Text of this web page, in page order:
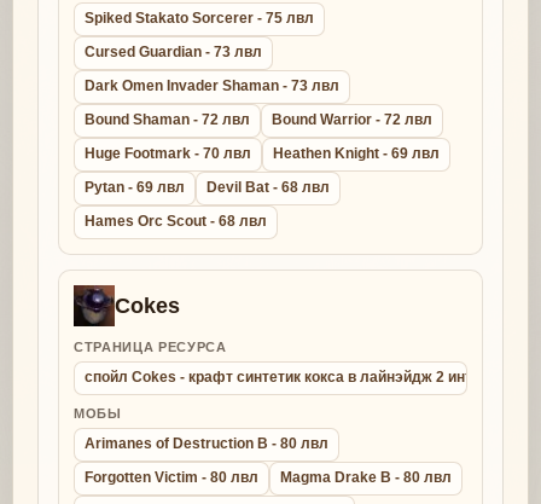
Spiked Stakato Sorcerer - 75 лвл
Cursed Guardian - 73 лвл
Dark Omen Invader Shaman - 73 лвл
Bound Shaman - 72 лвл
Bound Warrior - 72 лвл
Huge Footmark - 70 лвл
Heathen Knight - 69 лвл
Pytan - 69 лвл
Devil Bat - 68 лвл
Hames Orc Scout - 68 лвл
Cokes
СТРАНИЦА РЕСУРСА
спойл Cokes - крафт синтетик кокса в лайнэйдж 2 интерлюд
МОБЫ
Arimanes of Destruction B - 80 лвл
Forgotten Victim - 80 лвл
Magma Drake B - 80 лвл